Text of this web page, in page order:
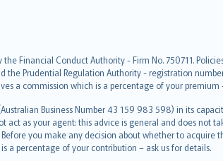
Financial Conduct Authority - Firm No. 750711.
Prudential Regulation Authority - registration
a commission which is a percentage of your premium
Business Number 43 159 983 598) in its
as your agent: this advice is general and does not
you make any decision about whether to acquire
a percentage of your contribution – ask us for details.